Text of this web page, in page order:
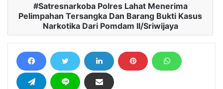
Satresnarkoba Polres Lahat Menerima
Pelimpahan Tersangka Dan Barang Bukti Kasus
Narkotika Dari Pomdam II/Sriwijaya